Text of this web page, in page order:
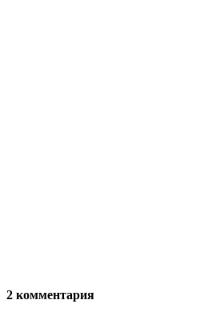
2 комментария